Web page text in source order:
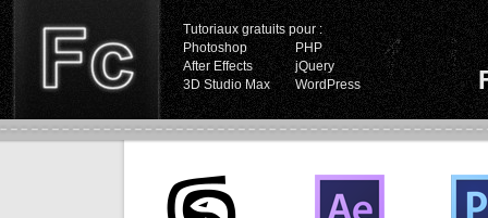
Tutoriaux gratuits pour :
Photoshop
PHP
After Effects
jQuery
3D Studio Max
WordPress